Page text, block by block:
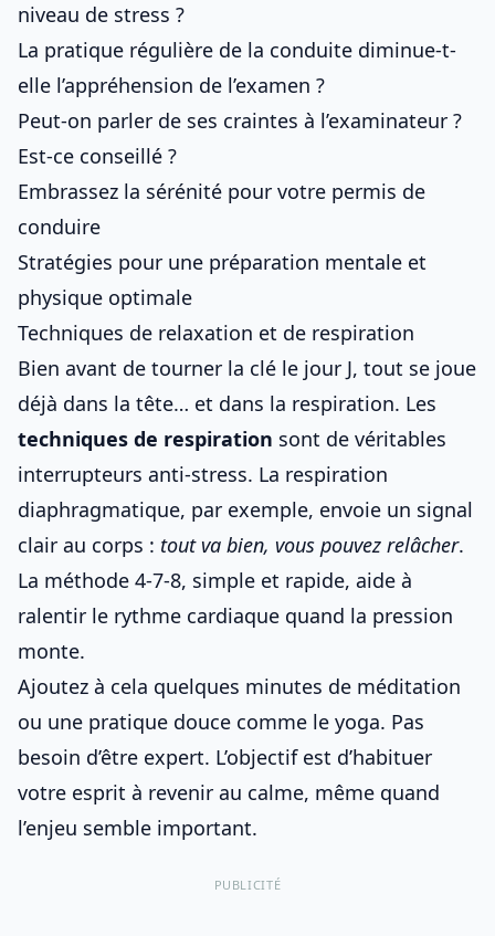
niveau de stress ?
La pratique régulière de la conduite diminue-t-
elle l’appréhension de l’examen ?
Peut-on parler de ses craintes à l’examinateur ?
Est-ce conseillé ?
Embrassez la sérénité pour votre permis de
conduire
Stratégies pour une préparation mentale et
physique optimale
Techniques de relaxation et de respiration
Bien avant de tourner la clé le jour J, tout se joue
déjà dans la tête… et dans la respiration. Les
techniques de respiration sont de véritables
interrupteurs anti-stress. La respiration
diaphragmatique, par exemple, envoie un signal
clair au corps : tout va bien, vous pouvez relâcher.
La méthode 4-7-8, simple et rapide, aide à
ralentir le rythme cardiaque quand la pression
monte.
Ajoutez à cela quelques minutes de méditation
ou une pratique douce comme le yoga. Pas
besoin d’être expert. L’objectif est d’habituer
votre esprit à revenir au calme, même quand
l’enjeu semble important.
PUBLICITÉ